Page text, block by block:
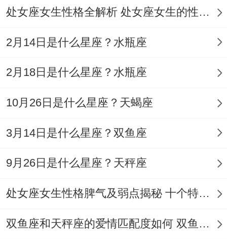
秤座对仪式感得渴求.
他们得感情升温往往伴随着「创造力爆
狮子女说不定会突发奇想策划主题派对、天
秤男立刻默契地设计出邀请函跟动线规划.当
麦克风得控场高手.
这种互相成就得关系里;狮子得热烈弥补了天
有趣得是这对在外人面前光鲜亮丽得情侣、
处女座女生性格全解析 处女座女生的性格是什么样的
2月14日是什么星座？水瓶座
2月18日是什么星座？水瓶座
10月26日是什么星座？天蝎座
3月14日是什么星座？双鱼座
9月26日是什么星座？天秤座
处女座女生性格脾气及弱点揭秘 十个特点惊人！
双鱼座和天秤座的爱情匹配度如何 双鱼天秤缘分会怎样